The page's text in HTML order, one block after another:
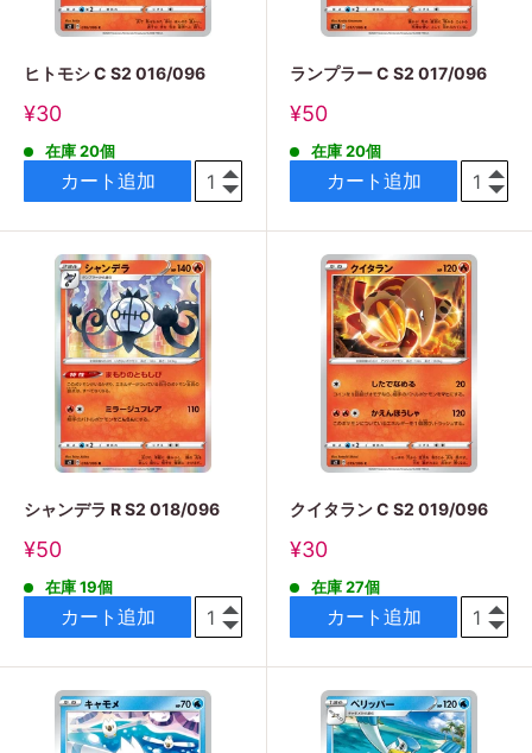
ヒトモシ C S2 016/096
販
価
¥30
在庫 20個
カート追加
ランプラー C S2 017/096
販
価
¥50
在庫 20個
カート追加
シャンデラ R S2 018/096
販
価
¥50
在庫 19個
カート追加
クイタラン C S2 019/096
販
価
¥30
在庫 27個
カート追加